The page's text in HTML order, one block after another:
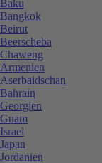
Baku
Bangkok
Beirut
Beerscheba
Chaweng
Armenien
Aserbaidschan
Bahrain
Georgien
Guam
Israel
Japan
Jordanien